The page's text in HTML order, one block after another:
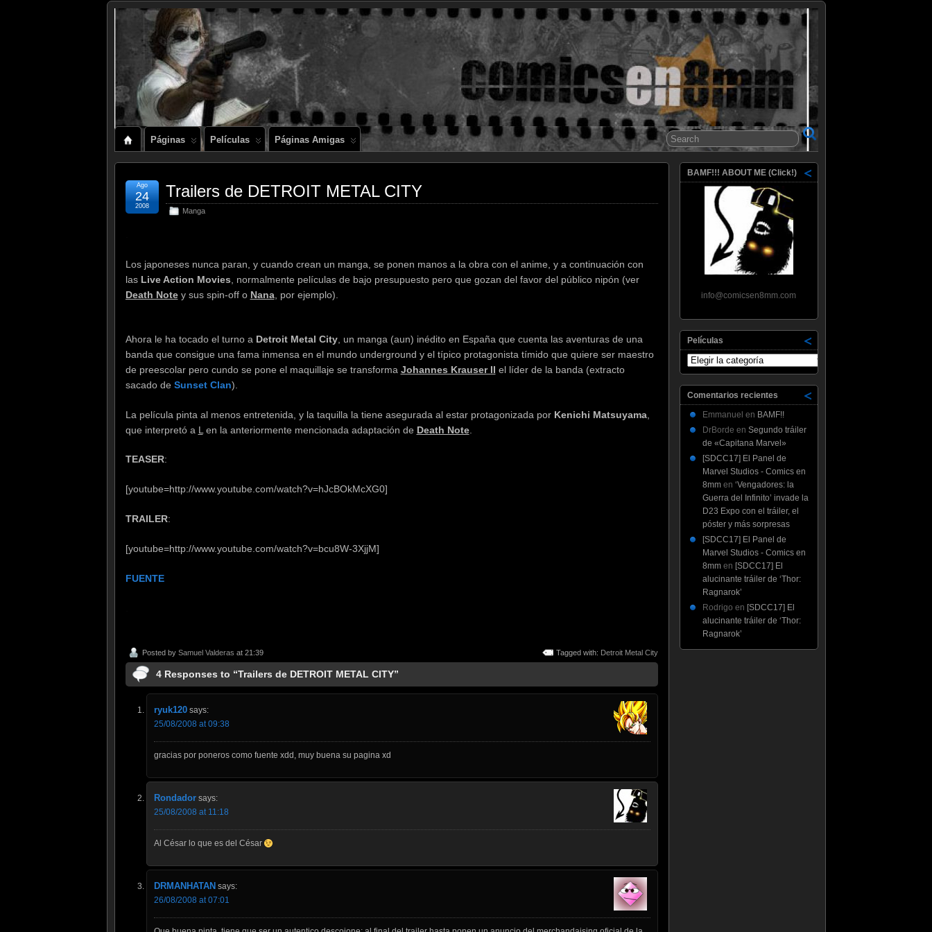
Comics en 8mm
Páginas Películas Páginas Amigas
Trailers de DETROIT METAL CITY
Manga
Ago
24
2008
Los japoneses nunca paran, y cuando crean un manga, se ponen manos a la obra con el anime, y a continuación con
las Live Action Movies , normalmente películas de bajo presupuesto pero que gozan del favor del público nipón (ver
Death Notey sus spin-off o Nana, por ejemplo).
Ahora le ha tocado el turno a Detroit Metal City, un manga (aun) inédito en España que cuenta las aventuras de una
banda que consigue una fama inmensa en el mundo underground y el típico protagonista tímido que quiere ser maestro
de preescolar pero cundo se pone el maquillaje se transforma Johannes Krauser II el líder de la banda (extracto
sacado de Sunset Clan).
La película pinta al menos entretenida, y la taquilla la tiene asegurada al estar protagonizada por Kenichi Matsuyama,
que interpretó a L en la anteriormente mencionada adaptación de Death Note.
TEASER:
[youtube=http://www.youtube.com/watch?v=hJcBOkMcXG0]
TRAILER:
[youtube=http://www.youtube.com/watch?v=bcu8W-3XjjM]
FUENTE
Posted by Samuel Valderas at 21:39 Tagged with: Detroit Metal City
4 Responses to “Trailers de DETROIT METAL CITY”
ryuk120 says:
25/08/2008 at 09:38
gracias por poneros como fuente xdd, muy buena su pagina xd
Rondador says:
25/08/2008 at 11:18
Al César lo que es del César
DRMANHATAN says:
26/08/2008 at 07:01
BAMF!!! ABOUT ME (Click!)
info@comicsen8mm.com
Películas
Películas
Comentarios recientes
Emmanuel en BAMF!!
DrBorde en Segundo tráiler
de «Capitana Marvel»
[SDCC17] El Panel de
Marvel Studios - Comics en
8mmen ‘Vengadores: la
Guerra del Infinito’ invade la
D23 Expo con el tráiler, el
póster y más sorpresas
[SDCC17] El Panel de
Marvel Studios - Comics en
8mmen [SDCC17] El
alucinante tráiler de ‘Thor:
Ragnarok’
Rodrigo en [SDCC17] El
alucinante tráiler de ‘Thor:
Ragnarok’